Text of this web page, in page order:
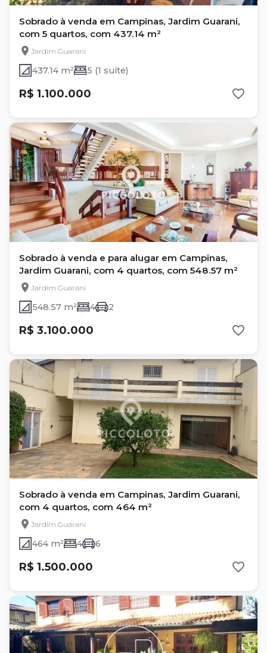
Sobrado à venda em Campinas, Jardim Guarani,
com 5 quartos, com 437.14 m²
Jardim Guarani
437.14 m² 5 (1 suíte)
R$ 1.100.000
Sobrado à venda e para alugar em Campinas,
Jardim Guarani, com 4 quartos, com 548.57 m²
Jardim Guarani
548.57 m² 4 2
R$ 3.100.000
Sobrado à venda em Campinas, Jardim Guarani,
com 4 quartos, com 464 m²
Jardim Guarani
464 m² 4 6
R$ 1.500.000